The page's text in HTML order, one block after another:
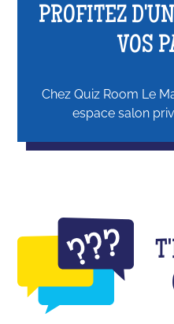
PROFITEZ
VOS
Chez Quiz Room Le
espace salon